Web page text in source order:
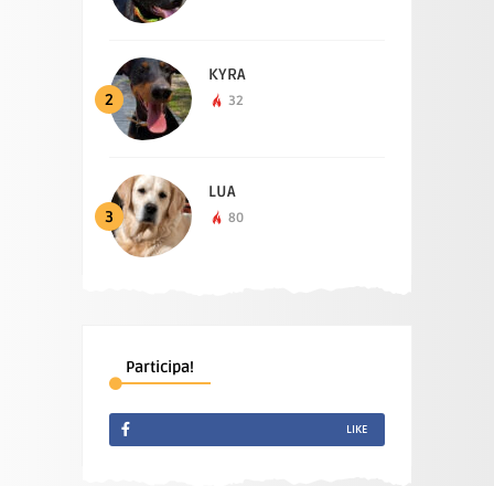
2
KYRA
32
3
LUA
80
Participa!
LIKE